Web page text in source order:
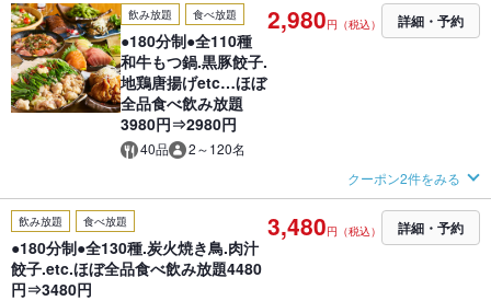
飲み放題 食べ放題
●180分制●全110種
和牛もつ鍋.黒豚餃子.
地鶏唐揚げetc…ほぼ
全品食べ飲み放題
3980円⇒2980円
40品 2～120名
2,980円（税込） 詳細・予約
クーポン2件をみる
飲み放題 食べ放題
●180分制●全130種.炭火焼き鳥.肉汁
餃子.etc.ほぼ全品食べ飲み放題4480
円⇒3480円
3,480円（税込） 詳細・予約